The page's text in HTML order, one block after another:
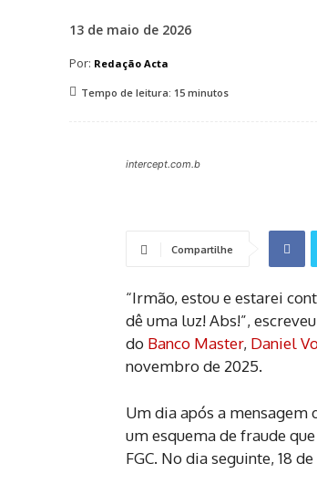
13 de maio de 2026
Por: Redação Acta
Tempo de leitura: 15 minutos
intercept.com.b
Compartilhe
“Irmão, estou e estarei
dê uma luz! Abs!”,
do Banco Master, Daniel
novembro de 2025.
Um dia após a
um esquema de fraude
FGC. No dia seguinte, 18